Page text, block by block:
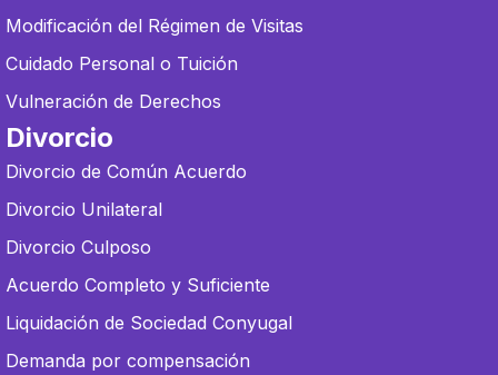
Modificación del Régimen de Visitas
Cuidado Personal o Tuición
Vulneración de Derechos
Divorcio
Divorcio de Común Acuerdo
Divorcio Unilateral
Divorcio Culposo
Acuerdo Completo y Suficiente
Liquidación de Sociedad Conyugal
Demanda por compensación